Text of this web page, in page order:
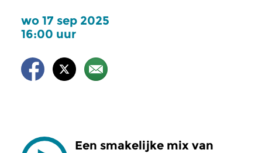
wo 17 sep 2025
16:00 uur
Een smakelijke mix van